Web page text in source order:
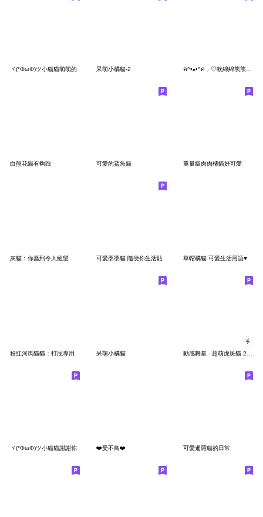
ヾ(*ΦωΦ)ツ小貓貓萌萌的 呆萌小橘貓-2
白熊花貓有夠跩 可愛的鯊魚貓 重量級肉肉橘貓好可愛
灰貓：你蠢到令人絕望 可愛墨墨貓 隨便你生活貼 草帽橘貓 可愛生活用語♥️
粉紅河馬貓貓：打屁專用 呆萌小橘貓
ヾ(*ΦωΦ)ツ小貓貓謝謝你 ❤️受不鳥❤️ 可愛暹羅貓的日常